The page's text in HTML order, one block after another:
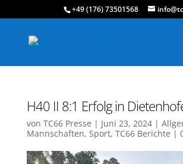
+49 (176) 73501568
H40 II 8:1 Erfolg in
von TC66 Presse | Juni 23, 2024|
Mannschaften, Sport, TC66 Berichte |